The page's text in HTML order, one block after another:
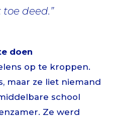
deed.”
doen
op te kroppen.
maar ze liet niemand
school
Ze werd